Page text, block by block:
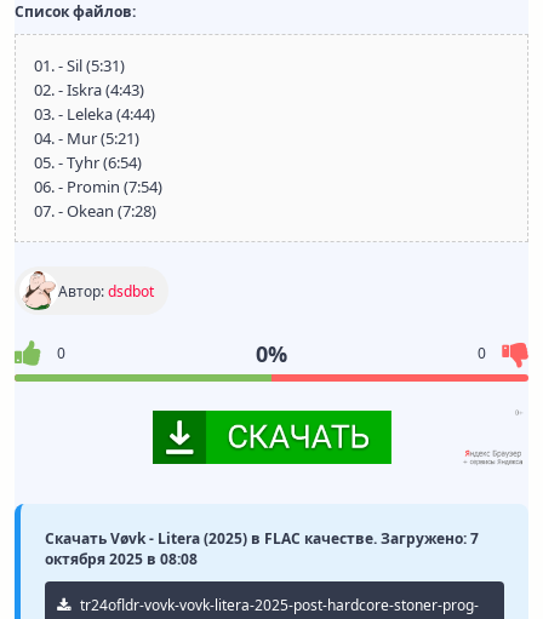
Список файлов:
01. - Sil (5:31)
02. - Iskra (4:43)
03. - Leleka (4:44)
04. - Mur (5:21)
05. - Tyhr (6:54)
06. - Promin (7:54)
07. - Okean (7:28)
Автор:dsdbot
0 0% 0
Скачать Vøvk - Litera (2025) в FLAC качестве. Загружено: 7
октября 2025 в 08:08
tr24ofldr-vovk-vovk-litera-2025-post-hardcore-stoner-prog-